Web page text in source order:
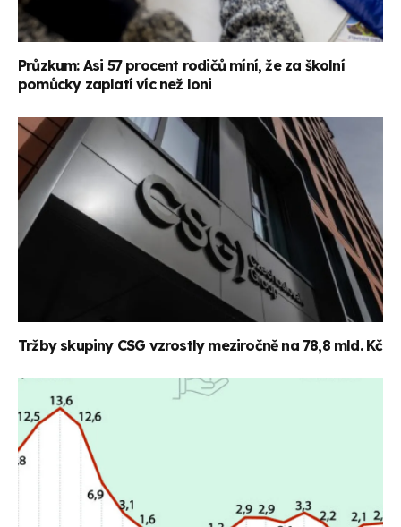
Průzkum: Asi 57 procent rodičů míní, že za školní
pomůcky zaplatí víc než loni
Tržby skupiny CSG vzrostly meziročně na 78,8 mld. Kč